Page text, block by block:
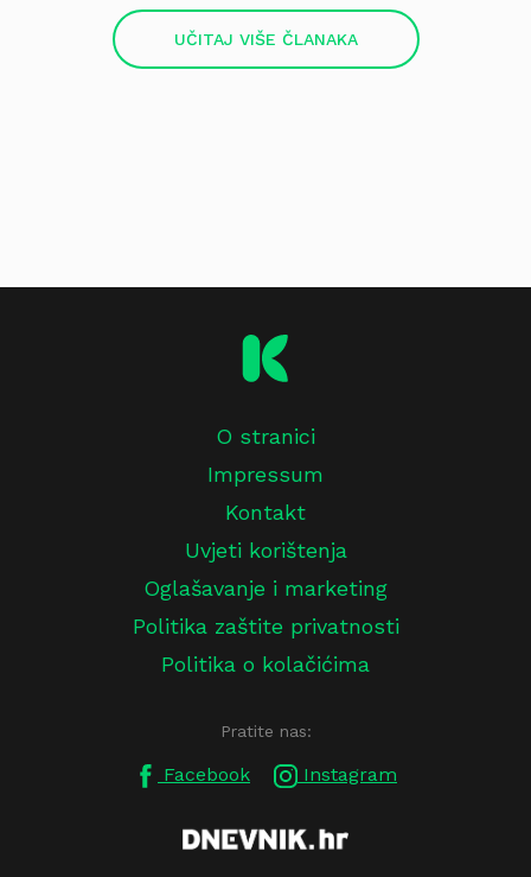
UČITAJ VIŠE ČLANAKA
O stranici
Impressum
Kontakt
Uvjeti korištenja
Oglašavanje i marketing
Politika zaštite privatnosti
Politika o kolačićima
Pratite nas:
Facebook Instagram